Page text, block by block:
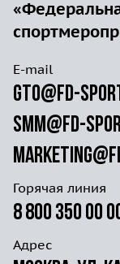
E-mail
gto@fd-
smm@fd-
Горячая линия
8 800 350 00
Адрес